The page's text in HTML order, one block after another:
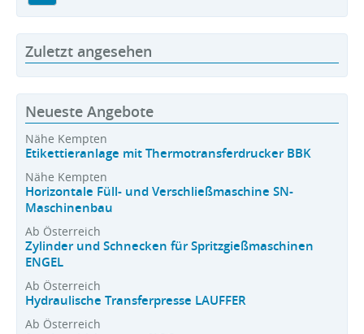
Zuletzt angesehen
Neueste Angebote
Nähe Kempten
Etikettieranlage mit Thermotransferdrucker BBK
Nähe Kempten
Horizontale Füll- und Verschließmaschine SN-
Maschinenbau
Ab Österreich
Zylinder und Schnecken für Spritzgießmaschinen
ENGEL
Ab Österreich
Hydraulische Transferpresse LAUFFER
Ab Österreich